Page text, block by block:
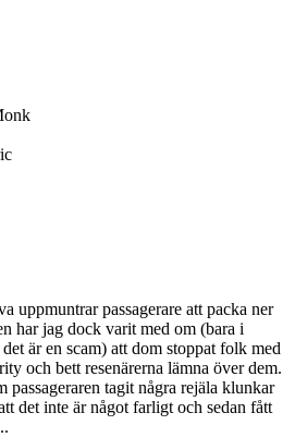
uppmuntrar passagerare att packa ner
har jag dock varit med om (bara i
är en scam) att dom stoppat folk med
och bett resenärerna lämna över dem.
passageraren tagit några rejäla klunkar
det inte är något farligt och sedan fått